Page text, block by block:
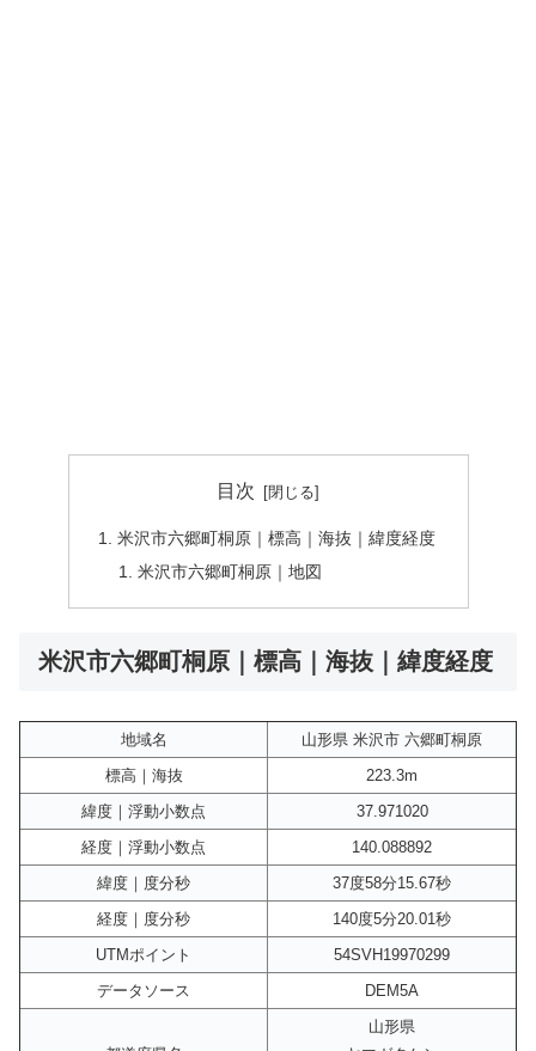
目次
米沢市六郷町桐原｜標高｜海抜｜緯度経度
米沢市六郷町桐原｜地図
米沢市六郷町桐原｜標高｜海抜｜緯度経度
地域名
山形県 米沢市 六郷町桐原
標高｜海抜
223.3m
緯度｜浮動小数点
37.971020
経度｜浮動小数点
140.088892
緯度｜度分秒
37度58分15.67秒
経度｜度分秒
140度5分20.01秒
UTMポイント
54SVH19970299
データソース
DEM5A
山形県